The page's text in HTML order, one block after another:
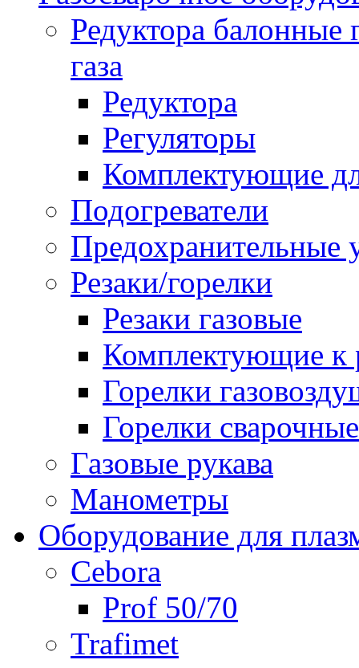
Редуктора балонные
газа
Редуктора
Регуляторы
Комплектующие
Подогреватели
Предохранительные
Резаки/горелки
Резаки газовые
Комплектующие к
Горелки
Горелки сварочные
Газовые рукава
Манометры
Оборудование для
Cebora
Prof 50/70
Trafimet